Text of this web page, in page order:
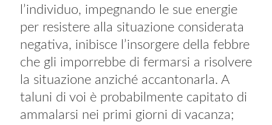
l’individuo, impegnando le sue energie
per resistere alla situazione considerata
negativa, inibisce l’insorgere della febbre
che gli imporrebbe di fermarsi a risolvere
la situazione anziché accantonarla. A
taluni di voi è probabilmente capitato di
ammalarsi nei primi giorni di vacanza;